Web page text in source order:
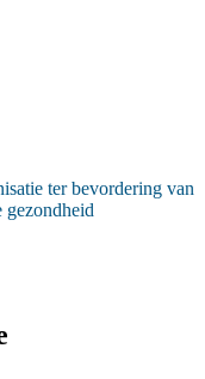
ter bevordering van
gezondheid